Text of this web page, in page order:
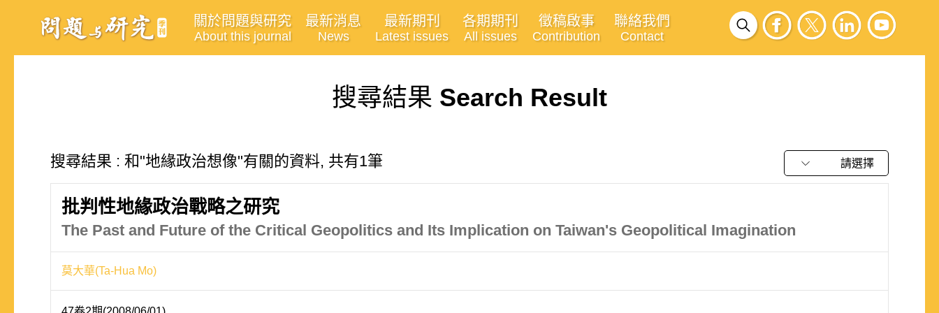
關於問題與研究
About this journal
最新消息
News
最新期刊
Latest issues
各期期刊
All issues
徵稿啟事
Contribution
聯絡我們
Contact
搜尋結果 Search Result
搜尋結果 : 和"地緣政治想像"有關的資料, 共有1筆 請選擇
批判性地緣政治戰略之研究
The Past and Future of the Critical Geopolitics and Its Implication on Taiwan's Geopolitical Imagination
莫大華(Ta-Hua Mo)